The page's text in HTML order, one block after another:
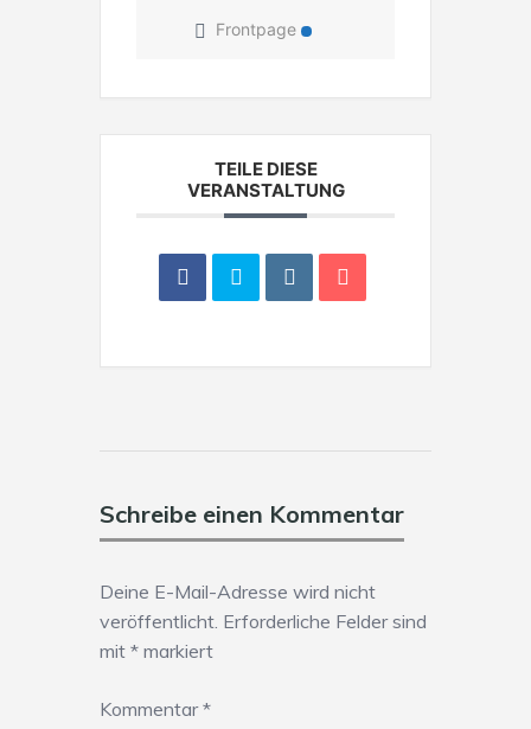
Frontpage
TEILE DIESE
VERANSTALTUNG
Schreibe einen Kommentar
Deine E-Mail-Adresse wird nicht
veröffentlicht. Erforderliche Felder sind
mit * markiert
Kommentar*